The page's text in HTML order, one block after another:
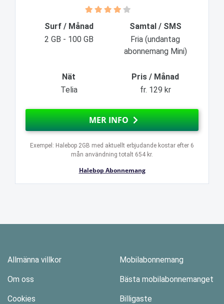
Surf / Månad
2 GB - 100 GB
Samtal / SMS
Fria (undantag
abonnemang Mini)
Nät
Telia
Pris / Månad
fr. 129 kr
MER INFO
Exempel: Halebop 2GB med aktuellt erbjudande kostar efter 6
mån användning totalt 654 kr.
Halebop Abonnemang
Allmänna villkor
Om oss
Cookies
Mobilabonnemang
Bästa mobilabonnemanget
Billigaste